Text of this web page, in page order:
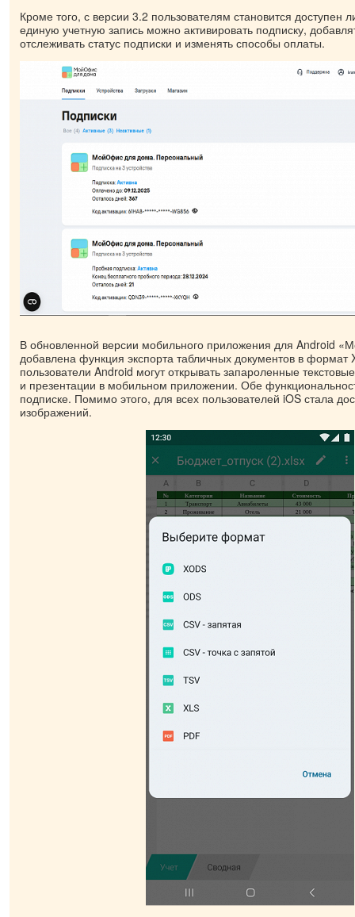
Кроме того, с версии 3.2 пользователям становится доступен
единую учетную запись можно активировать подписку,
отслеживать статус подписки и изменять способы оплаты.
В обновленной версии мобильного приложения для Android
добавлена функция экспорта табличных документов в формат
пользователи Android могут открывать запароленные
и презентации в мобильном приложении. Обе
подписке. Помимо этого, для всех пользователей iOS стала
изображений.